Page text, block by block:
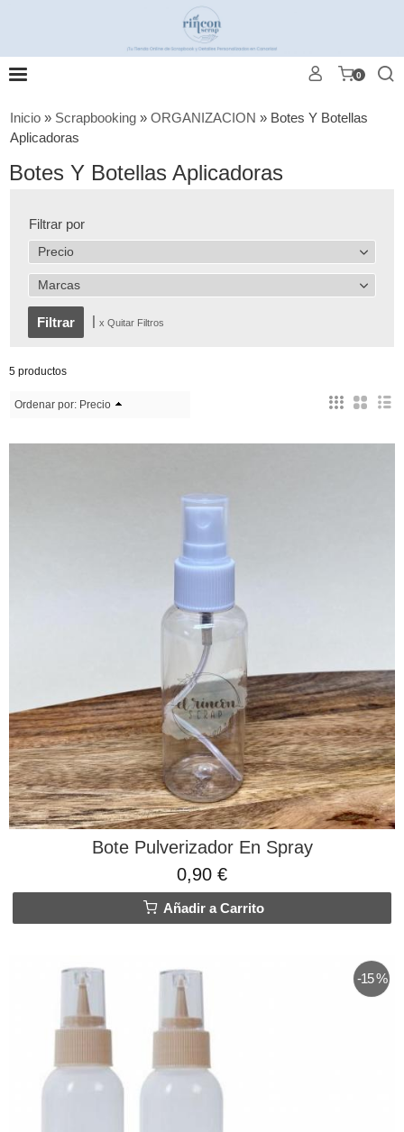
0
Inicio » Scrapbooking » ORGANIZACION » Botes Y Botellas
Aplicadoras
Botes Y Botellas Aplicadoras
Filtrar por
Precio
Marcas
x Quitar Filtros
5 productos
Ordenar por: Precio
Bote Pulverizador En Spray
0,90 €
Añadir a Carrito
-15 %